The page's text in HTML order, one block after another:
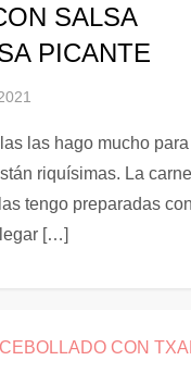
SALSA
PICANTE
las hago mucho
riquísimas. La
tengo preparadas
[…]